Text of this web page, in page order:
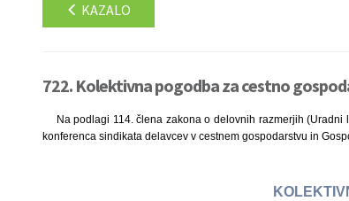
KAZALO
722. Kolektivna pogodba za cestno
Na podlagi 114. člena zakona o delovnih razmerjih
konferenca sindikata delavcev v cestnem gospodarstvu in